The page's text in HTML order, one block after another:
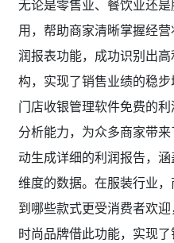
无论是零售业、餐饮业还
用，帮助商家清晰掌握经
润报表功能，成功识别出
构，实现了销售业绩的稳步
门店收银管理软件免费的
分析能力，为众多商家带
动生成详细的利润报告，
维度的数据。在服装行业
到哪些款式更受消费者欢
时尚品牌借此功能，实现了